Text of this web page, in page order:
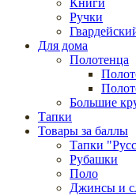
Ручки
Для дома
Полотенца
Большие
Тапки
Товары за баллы
Тапки
Рубашки
Поло
Джинсы и